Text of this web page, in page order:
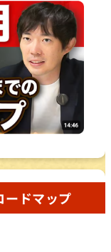
ードマップ